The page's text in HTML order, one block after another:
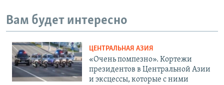
Вам будет интересно
ЦЕНТРАЛЬНАЯ АЗИЯ
«Очень помпезно». Кортежи
президентов в Центральной Азии
и эксцессы, которые с ними